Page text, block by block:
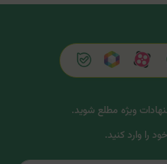
ویژه مطلع شوید.
را وارد کنید.